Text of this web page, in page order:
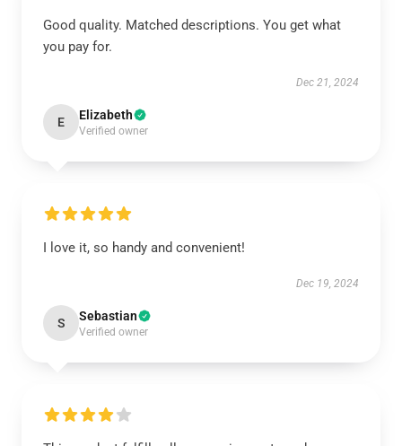
Good quality. Matched descriptions. You get what
you pay for.
Dec 21, 2024
E Elizabeth
Verified owner
I love it, so handy and convenient!
Dec 19, 2024
S Sebastian
Verified owner